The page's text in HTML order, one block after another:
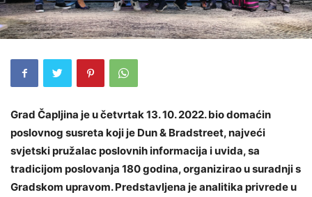
Grad Čapljina je u četvrtak 13. 10. 2022. bio domaćin
poslovnog susreta koji je Dun & Bradstreet, najveći
svjetski pružalac poslovnih informacija i uvida, sa
tradicijom poslovanja 180 godina, organizirao u suradnji s
Gradskom upravom. Predstavljena je analitika privrede u